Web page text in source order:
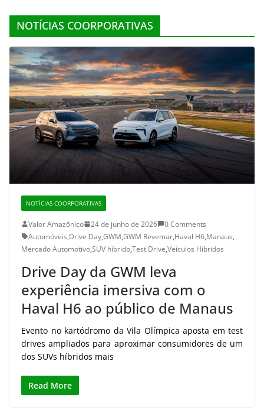
NOTÍCIAS COORPORATIVAS
NOTÍCIAS COORPORATIVAS
Valor Amazônico 24 de junho de 2026
0 Comments
Automóveis,Drive Day,GWM,GWM Revemar,Haval H6,Manaus,
Mercado Automotivo,SUV híbrido,Test Drive,Veículos Híbridos
Drive Day da GWM leva
experiência imersiva com o
Haval H6 ao público de Manaus
Evento no kartódromo da Vila Olímpica aposta em test
drives ampliados para aproximar consumidores de um
dos SUVs híbridos mais
Read More